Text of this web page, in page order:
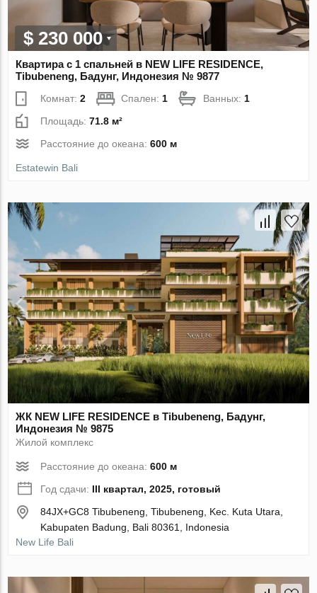
$ 230 000
Квартира с 1 спальней в NEW LIFE RESIDENCE,
Tibubeneng, Бадунг, Индонезия № 9877
Комнат:2 Спален:1 Ванных:1
Площадь:71.8 м²
Расстояние до океана:600 м
Estatewin Bali
ЖК NEW LIFE RESIDENCE в Tibubeneng, Бадунг,
Индонезия № 9875
Жилой комплекс
Расстояние до океана:600 м
Год сдачи: III квартал, 2025, готовый
84JX+GC8 Tibubeneng, Tibubeneng, Kec. Kuta Utara,
Kabupaten Badung, Bali 80361, Indonesia
New Life Bali